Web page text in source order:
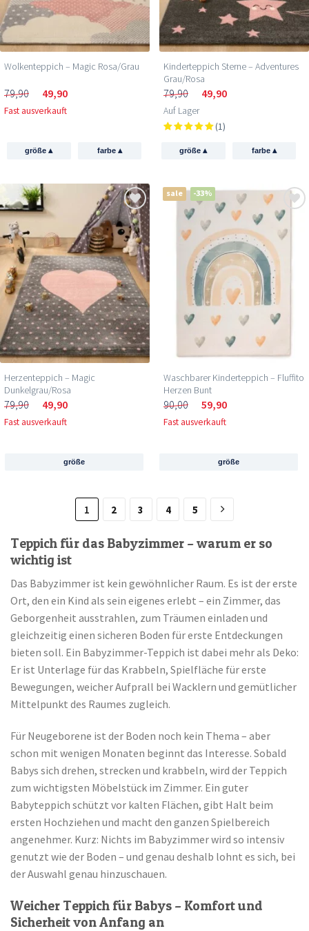
Wolkenteppich – Magic Rosa/Grau
79,90 49,90
Fast ausverkauft
größe▴ farbe ▴
Kinderteppich Sterne – Adventures
Grau/Rosa
79,90 49,90
Auf Lager
(1)
größe▴ farbe ▴
Herzenteppich – Magic
Dunkelgrau/Rosa
79,90 49,90
Fast ausverkauft
größe
sale -33%
Waschbarer Kinderteppich – Fluffito
Herzen Bunt
90,00 59,90
Fast ausverkauft
größe
1 2 3 4 5
Teppich für das Babyzimmer – warum er so
wichtig ist
Das Babyzimmer ist kein gewöhnlicher Raum. Es ist der erste
Ort, den ein Kind als sein eigenes erlebt – ein Zimmer, das
Geborgenheit ausstrahlen, zum Träumen einladen und
gleichzeitig einen sicheren Boden für erste Entdeckungen
bieten soll. Ein Babyzimmer-Teppich ist dabei mehr als Deko:
Er ist Unterlage für das Krabbeln, Spielfläche für erste
Bewegungen, weicher Aufprall bei Wacklern und gemütlicher
Mittelpunkt des Raumes zugleich.
Für Neugeborene ist der Boden noch kein Thema – aber
schon mit wenigen Monaten beginnt das Interesse. Sobald
Babys sich drehen, strecken und krabbeln, wird der Teppich
zum wichtigsten Möbelstück im Zimmer. Ein guter
Babyteppich schützt vor kalten Flächen, gibt Halt beim
ersten Hochziehen und macht den ganzen Spielbereich
angenehmer. Kurz: Nichts im Babyzimmer wird so intensiv
genutzt wie der Boden – und genau deshalb lohnt es sich, bei
der Auswahl genau hinzuschauen.
Weicher Teppich für Babys – Komfort und
Sicherheit von Anfang an